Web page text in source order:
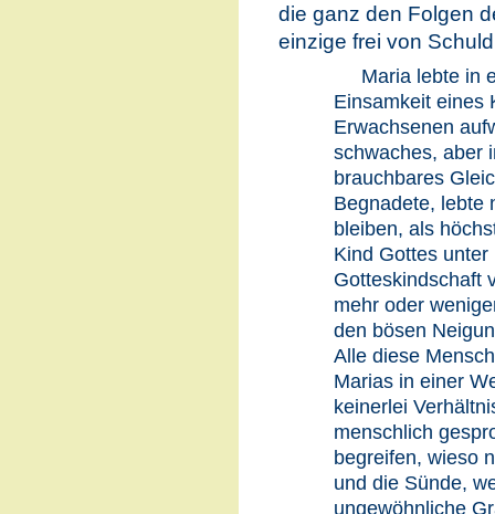
die ganz den Folgen
einzige frei von
Maria lebte in
Einsamkeit eines
Erwachsenen
schwaches, aber
brauchbares
Begnadete, lebte
bleiben, als
Kind Gottes
Gotteskindschaft
mehr oder
den bösen
Alle diese
Marias in einer
keinerlei
menschlich
begreifen, wieso
und die Sünde,
ungewöhnliche